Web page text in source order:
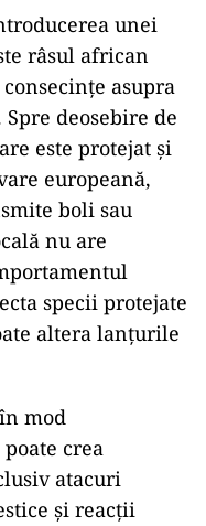
unei
râsul african
asupra
deosebire de
este protejat și
europeană,
boli sau
nu are
specii protejate
altera lanțurile
mod
crea
atacuri
și reacții